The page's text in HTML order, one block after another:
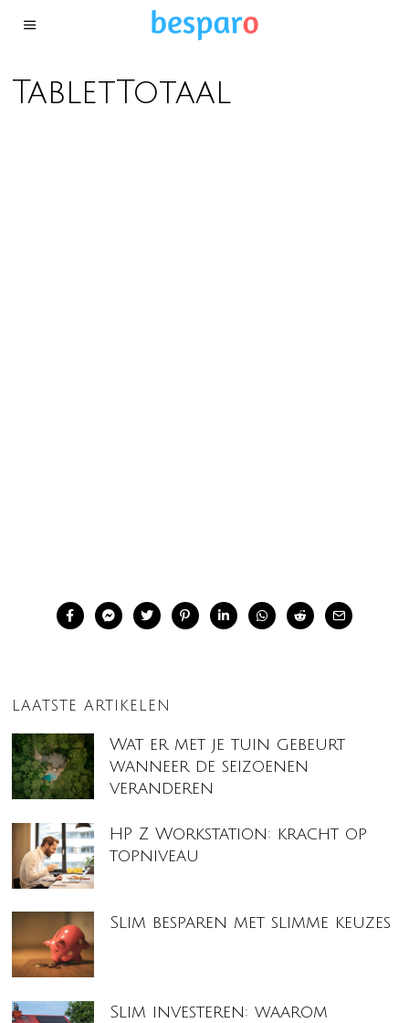
TabletTotaal
LAATSTE ARTIKELEN
Wat er met je tuin gebeurt
wanneer de seizoenen
veranderen
HP Z Workstation: kracht op
topniveau
Slim besparen met slimme keuzes
Slim investeren: waarom